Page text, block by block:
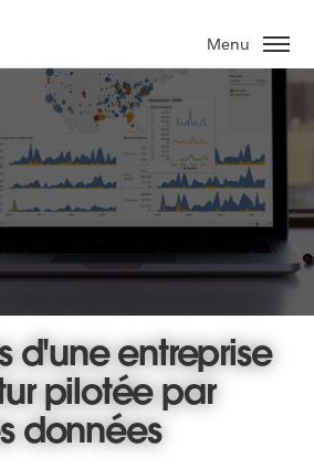
Menu
d'une entreprise
pilotée par
données